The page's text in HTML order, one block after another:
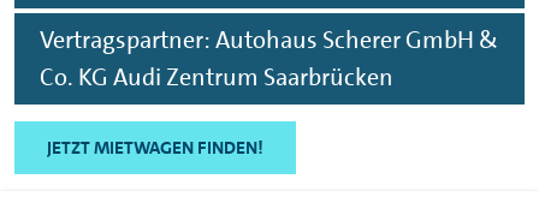
Vertragspartner: Autohaus Scherer GmbH &
Co. KG Audi Zentrum Saarbrücken
JETZT MIETWAGEN FINDEN!